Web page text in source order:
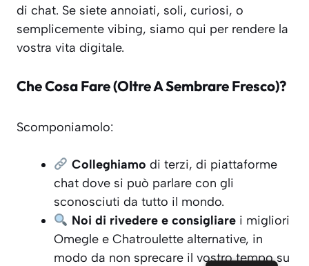
di chat. Se siete annoiati, soli, curiosi, o
semplicemente vibing, siamo qui per rendere la
vostra vita digitale.
Che Cosa Fare (Oltre A Sembrare Fresco)?
Scomponiamolo:
Colleghiamo di terzi, di piattaforme
chat dove si può parlare con gli
sconosciuti da tutto il mondo.
Noi di rivedere e consigliarei migliori
Omegle e Chatroulette alternative, in
modo da non sprecare il vostro tempo su